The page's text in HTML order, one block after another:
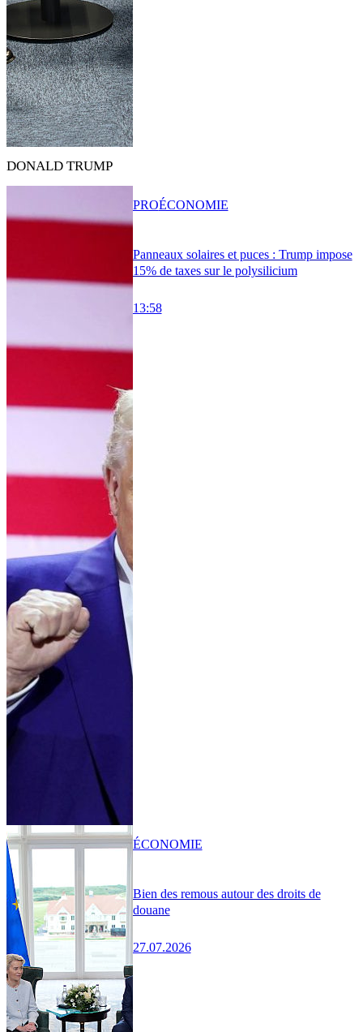
DONALD TRUMP
Panneaux solaires et puces : Trump impose
15% de taxes sur le polysilicium
13:58
PROÉCONOMIE
Bien des remous autour des droits de
douane
27.07.2026
ÉCONOMIE